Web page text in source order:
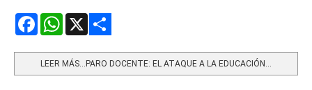
FacebookWhatsApp
LEER MÁS…PARO DOCENTE: EL ATAQUE A LA EDUCACIÓN...